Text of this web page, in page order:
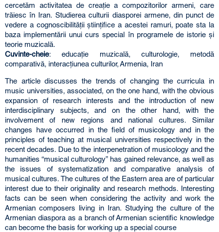
cercetăm activitatea de creație a compozitorilor armeni, care
trăiesc în Iran. Studierea culturii diasporei armene, din punct de
vedere a cognoscibilității științifice a acestei ramuri, poate sta la
baza implementării unui curs special în programele de istorie și
teorie muzicală.
Cuvinte-cheie: educație muzicală, culturologie, metodă
comparativă, interacțiunea culturilor, Armenia, Iran
The article discusses the trends of changing the curricula in
music universities, associated, on the one hand, with the obvious
expansion of research interests and the introduction of new
interdisciplinary subjects, and on the other hand, with the
involvement of new regions and national cultures. Similar
changes have occurred in the field of musicology and in the
principles of teaching at musical universities respectively in the
recent decades. Due to the interpenetration of musicology and the
humanities “musical culturology” has gained relevance, as well as
the issues of systematization and comparative analysis of
musical cultures. The cultures of the Eastern area are of particular
interest due to their originality and research methods. Interesting
facts can be seen when considering the activity and work the
Armenian composers living in Iran. Studying the culture of the
Armenian diaspora as a branch of Armenian scientific knowledge
can become the basis for working up a special course